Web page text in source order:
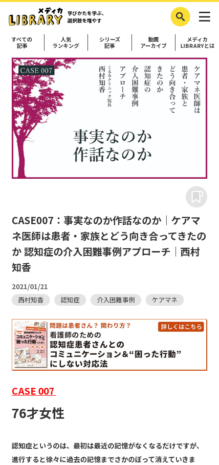
学びかたを学ぶ、
選択肢を増やす
すべての
記事
人気
ランキング
シリーズ
記事
動画
アーカイブ
メディカ
LIBRARYとは
CASE007：事実なのか作話なのか｜ケアマ
ネ医師は患者・家族とどう向き合ってきたの
か 認知症の介入困難事例アプローチ｜西村
知香
2021/01/21
西村知香 認知症 介入困難事例 ケアマネ
CASE 007
76才女性
認知症というのは、最初は最近の記憶がなくなるだけですが、
進行すると徐々に過去の記憶までさかのぼって消えていきま